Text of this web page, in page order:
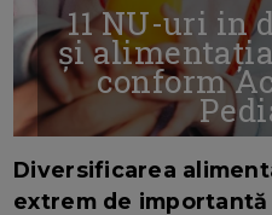
11 NU-uri in
și
conform
Diversificarea
extrem de